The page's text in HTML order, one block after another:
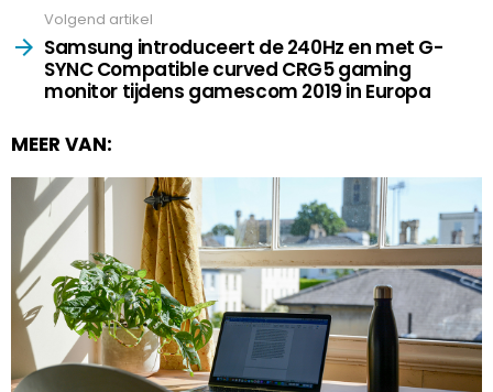
Volgend artikel
Samsung introduceert de 240Hz en met G-
SYNC Compatible curved CRG5 gaming
monitor tijdens gamescom 2019 in Europa
MEER VAN: